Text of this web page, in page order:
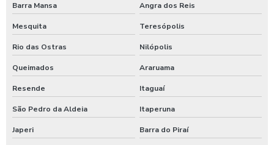
Espuma de neve para lavar carros
Fornecedor de aspirador self service
Germicida automotivo
Germicida para carros
Barra Mansa Angra dos Reis
Mesquita Teresópolis
Rio das Ostras Nilópolis
Queimados Araruama
Resende Itaguaí
São Pedro da Aldeia Itaperuna
Japeri Barra do Piraí